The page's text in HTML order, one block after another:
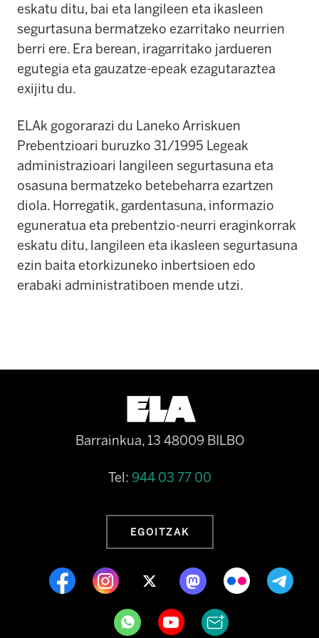
eskatu ditu, bai eta langileen eta ikasleen
segurtasuna bermatzeko ezarritako neurrien
berri ere. Era berean, iragarritako jardueren
egutegia eta gauzatze-epeak ezagutaraztea
exijitu du.
ELAk gogorarazi du Laneko Arriskuen
Prebentzioari buruzko 31/1995 Legeak
administrazioari langileen segurtasuna eta
osasuna bermatzeko betebeharra ezartzen
diola. Horregatik, gardentasuna, informazio
eguneratua eta prebentzio-neurri eraginkorrak
eskatu ditu, langileen eta ikasleen segurtasuna
ezin baita etorkizuneko inbertsioen edo
erabaki administratiboen mende utzi.
Barrainkua, 13 48009 BILBO
Tel: 944 03 77 00
EGOITZAK